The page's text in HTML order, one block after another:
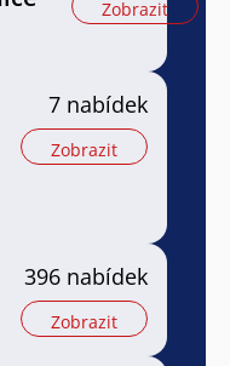
Zobrazit
7 nabídek
Zobrazit
396 nabídek
Zobrazit